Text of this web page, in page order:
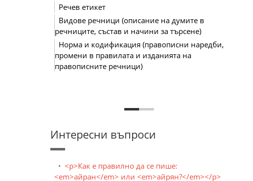
Речев етикет
Видове речници (описание на думите в
речниците, състав и начини за търсене)
Норма и кодификация (правописни наредби,
промени в правилата и изданията на
правописните речници)
Интересни въпроси
<p>Как е правилно да се пише:
<em>айран</em> или <em>айрян?</em></p>